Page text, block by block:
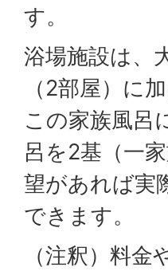
す。
浴場施設は、
（2部屋）に
この家族風呂
呂を2基（一
望があれば実
できます。
（注釈）料